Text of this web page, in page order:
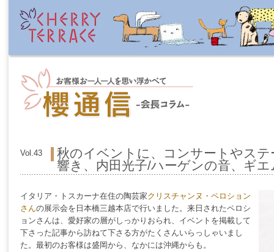
Vol.43
秋のイベントに、コンサートやス
響き、内田光子/ハーゲンの音、ギ
イタリア・トスカーナ在住の陶芸家クリスチャンヌ・ペロション
さんの展示会を日本橋三越本店で行いました。来日されたペロシ
ョンさんは、愛好家の層がしっかりおられ、イベントを掲載して
下さった記事から訪ねて下さる方がたくさんいらっしゃいまし
た。最初のお客様は盛岡から、なかには沖縄からも。